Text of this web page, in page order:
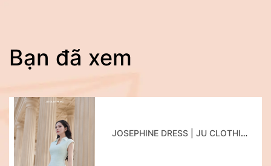
Bạn đã xem
JOSEPHINE DRESS | JU CLOTHING